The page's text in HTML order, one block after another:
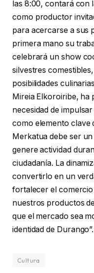
las 8:00, contará con
como productor
para acercarse a sus
primera mano su
celebrará un show
silvestres
posibilidades
Mireia Elkoroiribe, ha
necesidad de
como elemento clave
Merkatua debe ser
genere actividad
ciudadanía. La
convertirlo en un
fortalecer el
nuestros productos
que el mercado sea
identidad de Durango”.
Cultura